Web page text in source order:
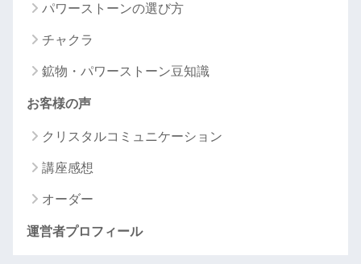
パワーストーンの選び方
チャクラ
鉱物・パワーストーン豆知識
お客様の声
クリスタルコミュニケーション
講座感想
オーダー
運営者プロフィール